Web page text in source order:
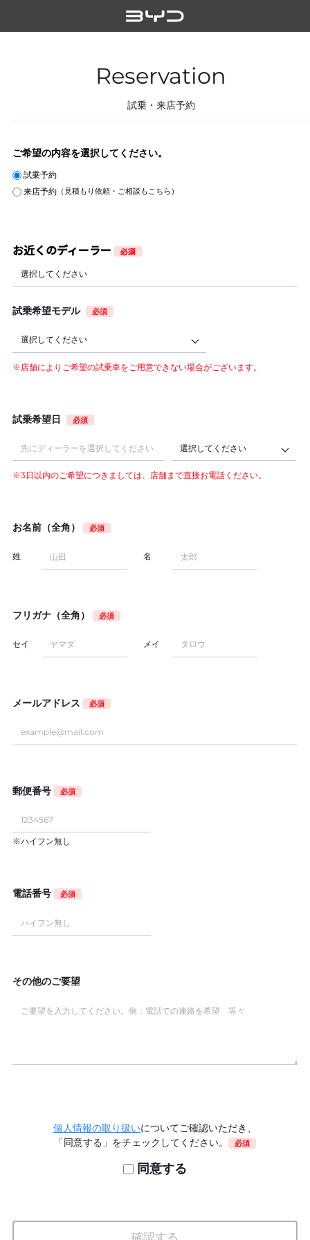
Reservation
試乗・来店予約
ご希望の内容を選択してください。
試乗予約
来店予約（見積もり依頼・ご相談もこちら）
お近くのディーラー 必須
試乗希望モデル 必須
選択してください
※店舗によりご希望の試乗車をご用意できない場合がございます。
試乗希望日 必須
選択してください
※3日以内のご希望につきましては、店舗まで直接お電話ください。
お名前（全角） 必須
姓 名
フリガナ（全角） 必須
セイ メイ
メールアドレス 必須
郵便番号 必須
※ハイフン無し
電話番号 必須
その他のご要望
個人情報の取り扱いについてご確認いただき、
「同意する」をチェックしてください。
必須
同意する
確認する